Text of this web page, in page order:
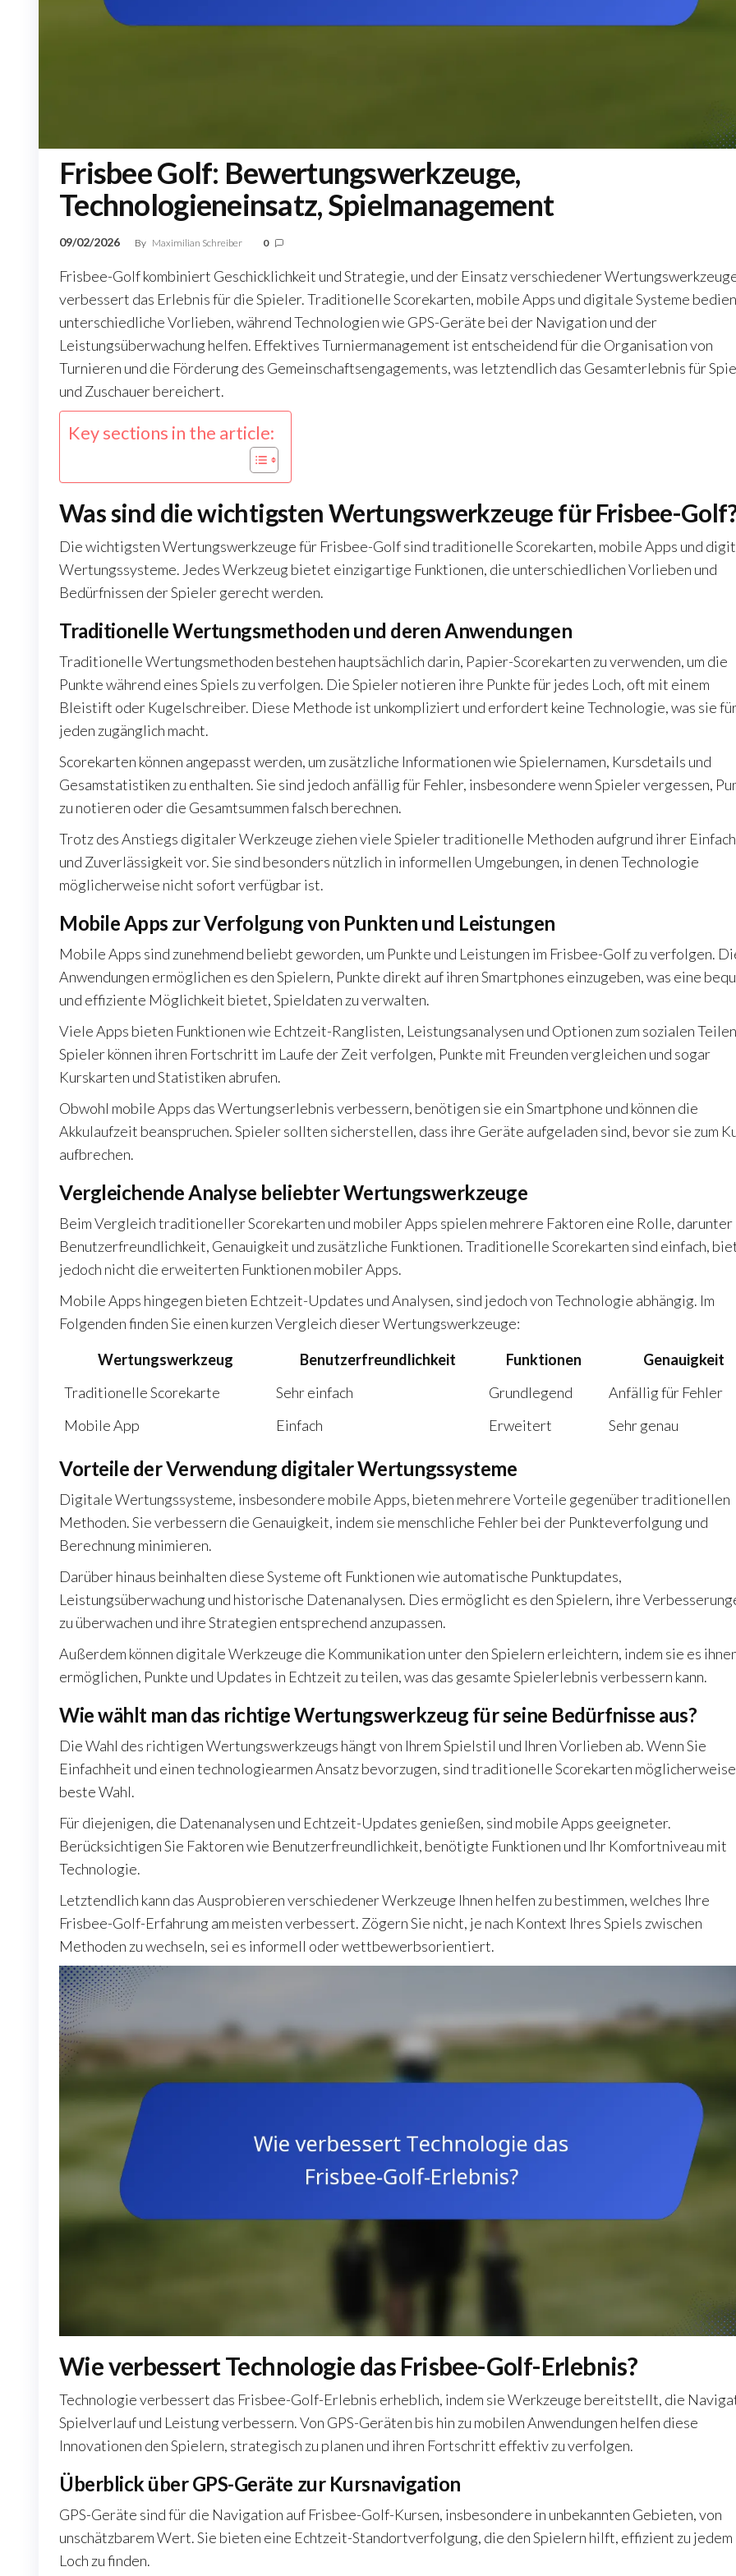
Frisbee Golf: Bewertungswerkzeuge,
Technologieneinsatz, Spielmanagement
09/02/2026 By Maximilian Schreiber 0
Frisbee-Golf kombiniert Geschicklichkeit und Strategie, und der Einsatz verschiedener
verbessert das Erlebnis für die Spieler. Traditionelle Scorekarten, mobile Apps und digitale Systeme
unterschiedliche Vorlieben, während Technologien wie GPS-Geräte bei der Navigation und der
Leistungsüberwachung helfen. Effektives Turniermanagement ist entscheidend für die Organisation von
Turnieren und die Förderung des Gemeinschaftsengagements, was letztendlich das Gesamterlebnis für
und Zuschauer bereichert.
Key sections in the article:
Was sind die wichtigsten Wertungswerkzeuge für Frisbee-
Die wichtigsten Wertungswerkzeuge für Frisbee-Golf sind traditionelle Scorekarten, mobile Apps und
Wertungssysteme. Jedes Werkzeug bietet einzigartige Funktionen, die unterschiedlichen Vorlieben und
Bedürfnissen der Spieler gerecht werden.
Traditionelle Wertungsmethoden und deren Anwendungen
Traditionelle Wertungsmethoden bestehen hauptsächlich darin, Papier-Scorekarten zu verwenden, um die
Punkte während eines Spiels zu verfolgen. Die Spieler notieren ihre Punkte für jedes Loch, oft mit einem
Bleistift oder Kugelschreiber. Diese Methode ist unkompliziert und erfordert keine Technologie, was sie
jeden zugänglich macht.
Scorekarten können angepasst werden, um zusätzliche Informationen wie Spielernamen, Kursdetails und
Gesamstatistiken zu enthalten. Sie sind jedoch anfällig für Fehler, insbesondere wenn Spieler vergessen,
zu notieren oder die Gesamtsummen falsch berechnen.
Trotz des Anstiegs digitaler Werkzeuge ziehen viele Spieler traditionelle Methoden aufgrund ihrer
und Zuverlässigkeit vor. Sie sind besonders nützlich in informellen Umgebungen, in denen Technologie
möglicherweise nicht sofort verfügbar ist.
Mobile Apps zur Verfolgung von Punkten und Leistungen
Mobile Apps sind zunehmend beliebt geworden, um Punkte und Leistungen im Frisbee-Golf zu verfolgen.
Anwendungen ermöglichen es den Spielern, Punkte direkt auf ihren Smartphones einzugeben, was eine
und effiziente Möglichkeit bietet, Spieldaten zu verwalten.
Viele Apps bieten Funktionen wie Echtzeit-Ranglisten, Leistungsanalysen und Optionen zum sozialen
Spieler können ihren Fortschritt im Laufe der Zeit verfolgen, Punkte mit Freunden vergleichen und sogar
Kurskarten und Statistiken abrufen.
Obwohl mobile Apps das Wertungserlebnis verbessern, benötigen sie ein Smartphone und können die
Akkulaufzeit beanspruchen. Spieler sollten sicherstellen, dass ihre Geräte aufgeladen sind, bevor sie zum
aufbrechen.
Vergleichende Analyse beliebter Wertungswerkzeuge
Beim Vergleich traditioneller Scorekarten und mobiler Apps spielen mehrere Faktoren eine Rolle, darunter
Benutzerfreundlichkeit, Genauigkeit und zusätzliche Funktionen. Traditionelle Scorekarten sind einfach,
jedoch nicht die erweiterten Funktionen mobiler Apps.
Mobile Apps hingegen bieten Echtzeit-Updates und Analysen, sind jedoch von Technologie abhängig. Im
Folgenden finden Sie einen kurzen Vergleich dieser Wertungswerkzeuge:
Wertungswerkzeug
Benutzerfreundlichkeit Funktionen
Genauigkeit
Traditionelle Scorekarte
Sehr einfach Grundlegend
Anfällig für Fehler
Mobile App
Einfach Erweitert Sehr genau
Vorteile der Verwendung digitaler Wertungssysteme
Digitale Wertungssysteme, insbesondere mobile Apps, bieten mehrere Vorteile gegenüber traditionellen
Methoden. Sie verbessern die Genauigkeit, indem sie menschliche Fehler bei der Punkteverfolgung und
Berechnung minimieren.
Darüber hinaus beinhalten diese Systeme oft Funktionen wie automatische Punktupdates,
Leistungsüberwachung und historische Datenanalysen. Dies ermöglicht es den Spielern, ihre
zu überwachen und ihre Strategien entsprechend anzupassen.
Außerdem können digitale Werkzeuge die Kommunikation unter den Spielern erleichtern, indem sie es
ermöglichen, Punkte und Updates in Echtzeit zu teilen, was das gesamte Spielerlebnis verbessern kann.
Wie wählt man das richtige Wertungswerkzeug für seine Bedürfnisse aus?
Die Wahl des richtigen Wertungswerkzeugs hängt von Ihrem Spielstil und Ihren Vorlieben ab. Wenn Sie
Einfachheit und einen technologiearmen Ansatz bevorzugen, sind traditionelle Scorekarten
beste Wahl.
Für diejenigen, die Datenanalysen und Echtzeit-Updates genießen, sind mobile Apps geeigneter.
Berücksichtigen Sie Faktoren wie Benutzerfreundlichkeit, benötigte Funktionen und Ihr Komfortniveau mit
Technologie.
Letztendlich kann das Ausprobieren verschiedener Werkzeuge Ihnen helfen zu bestimmen, welches Ihre
Frisbee-Golf-Erfahrung am meisten verbessert. Zögern Sie nicht, je nach Kontext Ihres Spiels zwischen
Methoden zu wechseln, sei es informell oder wettbewerbsorientiert.
Wie verbessert Technologie das Frisbee-Golf-Erlebnis?
Technologie verbessert das Frisbee-Golf-Erlebnis erheblich, indem sie Werkzeuge bereitstellt, die
Spielverlauf und Leistung verbessern. Von GPS-Geräten bis hin zu mobilen Anwendungen helfen diese
Innovationen den Spielern, strategisch zu planen und ihren Fortschritt effektiv zu verfolgen.
Überblick über GPS-Geräte zur Kursnavigation
GPS-Geräte sind für die Navigation auf Frisbee-Golf-Kursen, insbesondere in unbekannten Gebieten, von
unschätzbarem Wert. Sie bieten eine Echtzeit-Standortverfolgung, die den Spielern hilft, effizient zu jedem
Loch zu finden.